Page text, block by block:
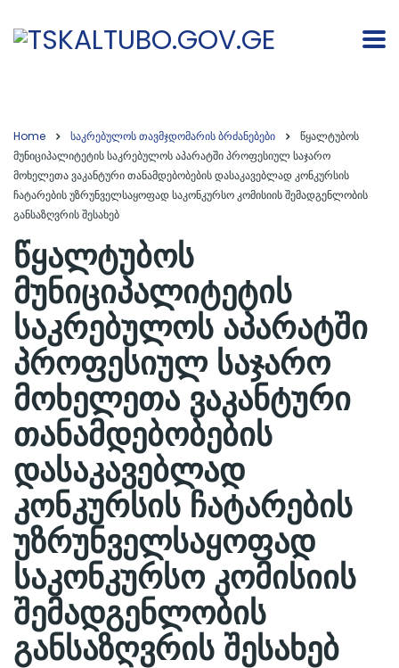
Home საკრებულოს თავმჯდომარის ბრძანებები
წყალტუბოს
მუნიციპალიტეტის საკრებულოს აპარატში პროფესიულ საჯარო
მოხელეთა ვაკანტური თანამდებობების დასაკავებლად კონკურსის
ჩატარების უზრუნველსაყოფად საკონკურსო კომისიის შემადგენლობის
განსაზღვრის შესახებ
წყალტუბოს
მუნიციპალიტეტის
საკრებულოს აპარატში
პროფესიულ საჯარო
მოხელეთა ვაკანტური
თანამდებობების
დასაკავებლად
კონკურსის ჩატარების
უზრუნველსაყოფად
საკონკურსო კომისიის
შემადგენლობის
განსაზღვრის შესახებ